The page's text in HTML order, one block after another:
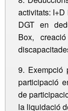
activitats:
DGT en
Box,
9. Exempció
participació
de
la liquidació